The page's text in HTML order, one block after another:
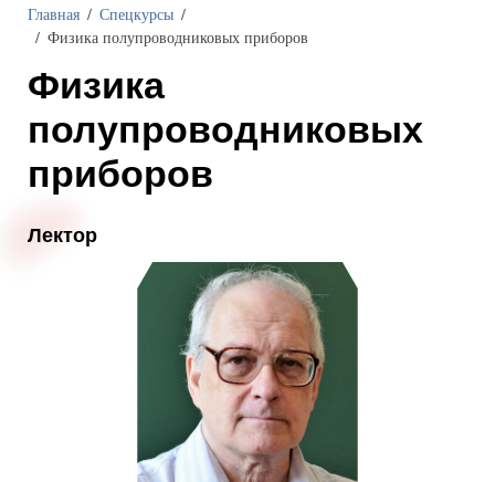
Главная
Спецкурсы
Физика полупроводниковых приборов
Физика
полупроводниковых
приборов
Лектор